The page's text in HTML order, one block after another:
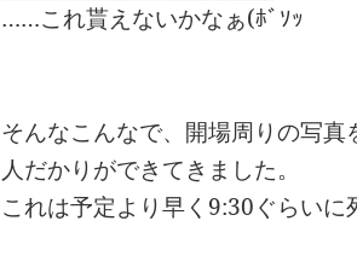
……これ貰えないかなぁ(ﾎﾞｿｯ
そんなこんなで、開場周りの写
人だかりができてきました。
これは予定より早く9:30ぐらいに